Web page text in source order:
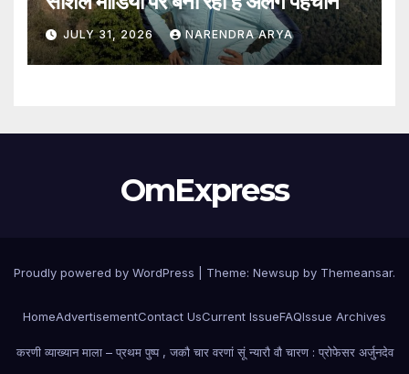
JULY 31, 2026 NARENDRA ARYA
OmExpress
Proudly powered by WordPress Theme: Newsup by Themeansar.
HomeAdvertisementContact UsCurrent IssueFAQIssue Archives
करणी व्याख्यान माला – प्रथम पुष्प , जकौ चार वरणां सूं न्यारौ वौ चारण : प्रोफेसर अर्जुनदेव